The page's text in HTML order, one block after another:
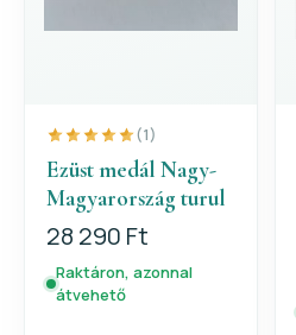
(1)
Ezüst medál Nagy-
Magyarország turul
28 290 Ft
Raktáron, azonnal
átvehető